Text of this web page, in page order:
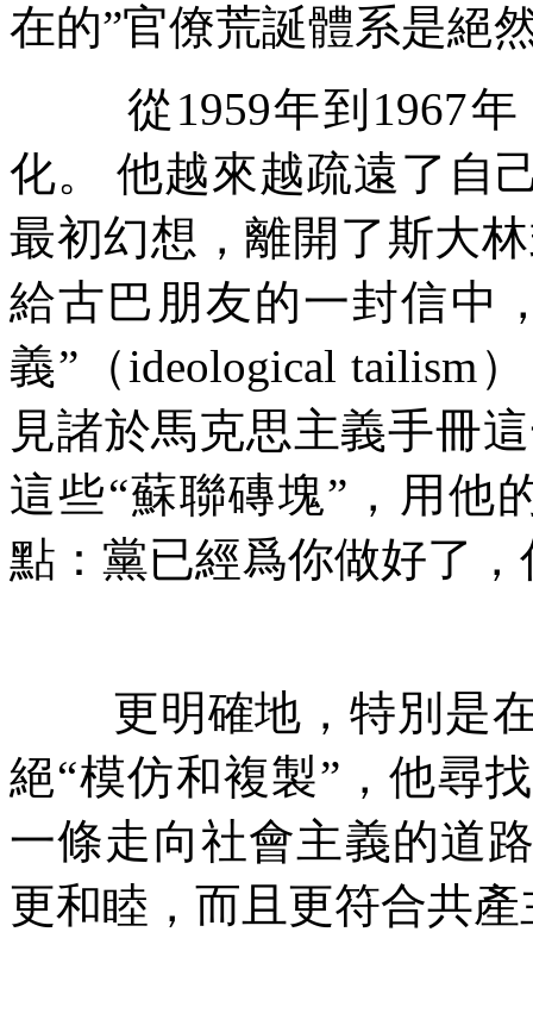
在的”官僚荒誕體系是絕
從1959年到 1967年
化。
他越來越疏遠了自
最初幻想，離開了斯大
給古巴朋友的一封信中
義” （ideological tailism
見諸於馬克思主義手冊
這些“蘇聯磚塊” ，用他
點：黨已經爲你做好了
更明確地，特別是
絕“模仿和複製” ，他尋
一條走向社會主義的道
更和睦，而且更符合共